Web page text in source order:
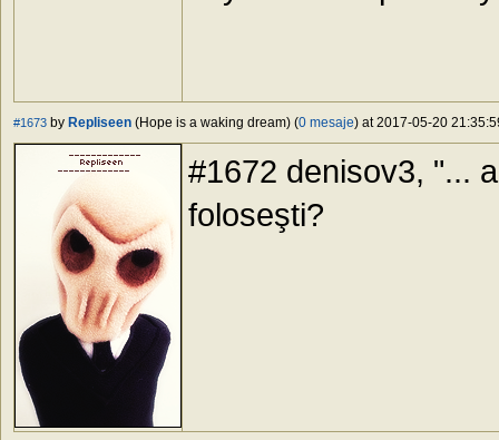
#1673 by Repliseen (Hope is a waking dream) (0 mesaje) at 2017-05-20
#1672 denisov3, "...
foloseşti?